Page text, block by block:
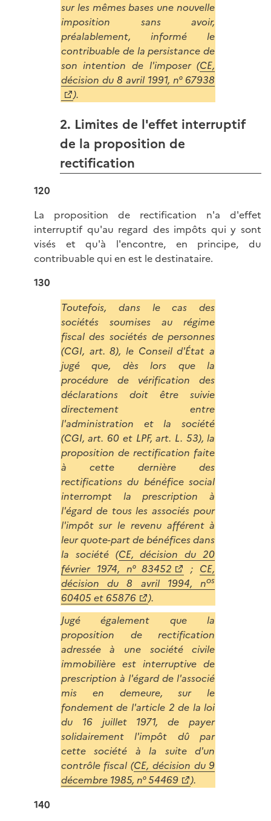
sur les mêmes bases une nouvelle
imposition sans avoir,
préalablement, informé le
contribuable de la persistance de
son intention de l'imposer (CE,
décision du 8 avril 1991, n° 67938
).
2. Limites de l'effet interruptif
de la proposition de
rectification
120
La proposition de rectification n'a d'effet
interruptif qu'au regard des impôts qui y sont
visés et qu'à l'encontre, en principe, du
contribuable qui en est le destinataire.
130
Toutefois, dans le cas des
sociétés soumises au régime
fiscal des sociétés de personnes
(CGI, art. 8), le Conseil d'État a
jugé que, dès lors que la
procédure de vérification des
déclarations doit être suivie
directement entre
l'administration et la société
(CGI, art. 60 et LPF, art. L. 53), la
proposition de rectification faite
à cette dernière des
rectifications du bénéfice social
interrompt la prescription à
l'égard de tous les associés pour
l'impôt sur le revenu afférent à
leur quote-part de bénéfices dans
la société (CE, décision du 20
février 1974, n° 83452
; CE,
décision du 8 avril 1994, nos
60405 et 65876
).
Jugé également que la
proposition de rectification
adressée à une société civile
immobilière est interruptive de
prescription à l'égard de l'associé
mis en demeure, sur le
fondement de l'article 2 de la loi
du 16 juillet 1971, de payer
solidairement l'impôt dû par
cette société à la suite d'un
contrôle fiscal (CE, décision du 9
décembre 1985, n° 54469
).
140